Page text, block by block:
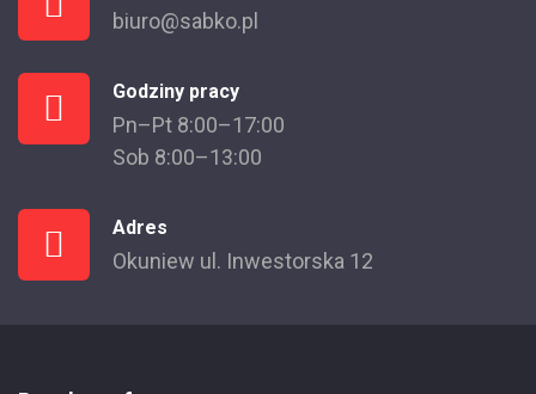
biuro@sabko.pl
Godziny pracy
Pn–Pt 8:00–17:00
Sob 8:00–13:00
Adres
Okuniew ul. Inwestorska 12